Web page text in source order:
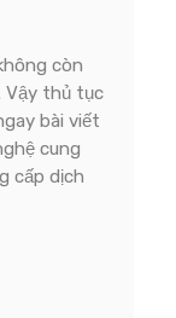
còn
Vậy thủ tục
bài viết
cung
cấp dịch